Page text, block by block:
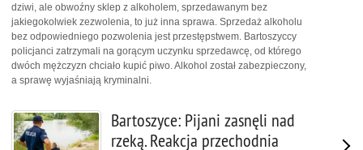
dziwi, ale obwoźny sklep z alkoholem, sprzedawanym bez
jakiegokolwiek zezwolenia, to już inna sprawa. Sprzedaż alkoholu
bez odpowiedniego pozwolenia jest przestępstwem. Bartoszyccy
policjanci zatrzymali na gorącym uczynku sprzedawcę, od którego
dwóch mężczyzn chciało kupić piwo. Alkohol został zabezpieczony,
a sprawę wyjaśniają kryminalni.
Bartoszyce: Pijani zasnęli nad
rzeką. Reakcja przechodnia